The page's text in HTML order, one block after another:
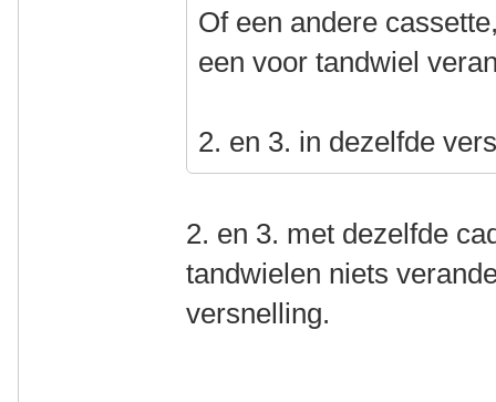
Of een andere
een voor tandwiel
2. en 3. in dezelfde
2. en 3. met dezelfde
tandwielen niets
versnelling.